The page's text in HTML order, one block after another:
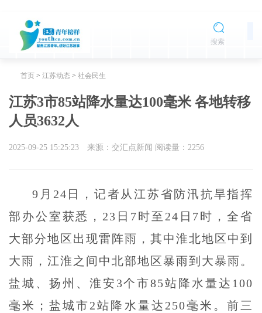
搜索
首页 > 江苏动态 > 社会民生
江苏3市85站降水量达100毫米 各地转移
人员3632人
2025-09-25 15:25:23 来源：交汇点新闻 阅读量： 2256
9月24日，记者从江苏省防汛抗旱指挥
部办公室获悉，23日7时至24日7时，全省
大部分地区出现雷阵雨，其中淮北地区中到
大雨，江淮之间中北部地区暴雨到大暴雨。
盐城、扬州、淮安3个市85站降水量达100
毫米；盐城市2站降水量达250毫米。前三